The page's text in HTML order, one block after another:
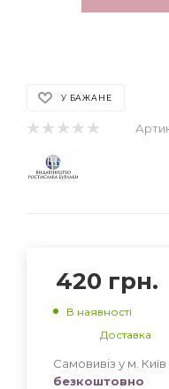
У БАЖАНЕ
420 грн.
В наявності
Доставка
Самовивіз у м.
безкоштовно